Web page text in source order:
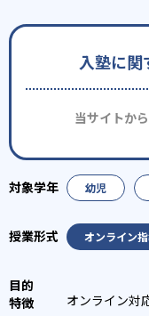
入塾に関
当サイトか
幼児
オンライン
オンライン対